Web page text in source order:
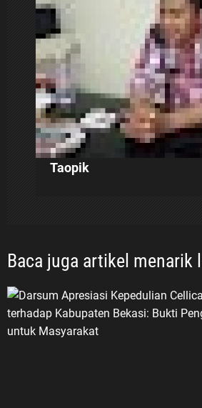
Taopik
Baca juga artikel menarik